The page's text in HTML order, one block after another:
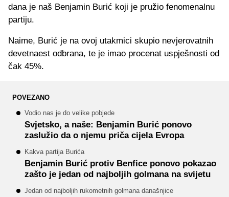
dana je naš Benjamin Burić koji je pružio fenomenalnu
partiju.
Naime, Burić je na ovoj utakmici skupio nevjerovatnih
devetnaest odbrana, te je imao procenat uspješnosti od
čak 45%.
POVEZANO
Vodio nas je do velike pobjede
Svjetsko, a naše: Benjamin Burić ponovo
zaslužio da o njemu priča cijela Evropa
Kakva partija Burića
Benjamin Burić protiv Benfice ponovo pokazao
zašto je jedan od najboljih golmana na svijetu
Jedan od najboljih rukometnih golmana današnjice